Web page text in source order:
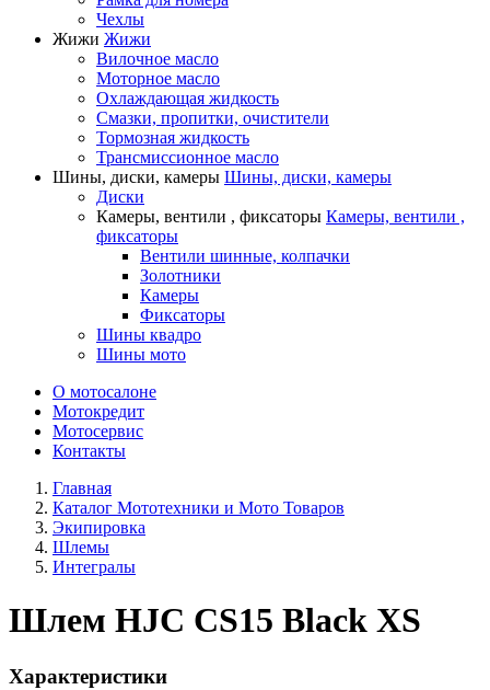
Чехлы
Жижи Жижи
Вилочное масло
Моторное масло
Охлаждающая жидкость
Смазки, пропитки, очистители
Тормозная жидкость
Трансмиссионное масло
Шины, диски, камеры Шины, диски, камеры
Диски
Камеры, вентили , фиксаторы Камеры, вентили ,
фиксаторы
Вентили шинные, колпачки
Золотники
Камеры
Фиксаторы
Шины квадро
Шины мото
О мотосалоне
Мотокредит
Мотосервис
Контакты
Главная
Каталог Мототехники и Мото Товаров
Экипировка
Шлемы
Интегралы
Шлем HJC CS15 Black XS
Характеристики